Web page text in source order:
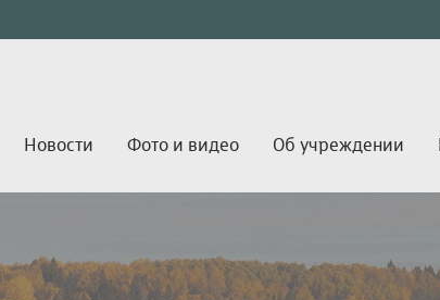
Новости Фото и видео Об учреждении